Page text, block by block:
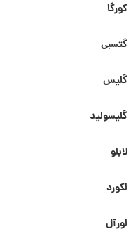
کورگا
گتسبی
گلیس
گلیسولید
لابلو
لکورد
لورآل